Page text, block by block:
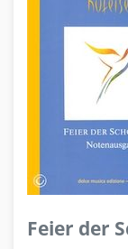
Feier der